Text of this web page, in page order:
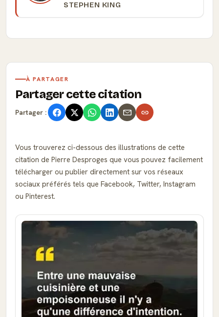
STEPHEN KING
À PARTAGER
Partager cette citation
Partager :
Vous trouverez ci-dessous des illustrations de cette
citation de Pierre Desproges que vous pouvez facilement
télécharger ou publier directement sur vos réseaux
sociaux préférés tels que Facebook, Twitter, Instagram
ou Pinterest.